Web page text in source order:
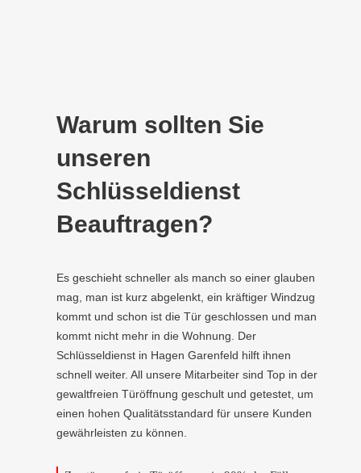
Warum sollten Sie
unseren
Schlüsseldienst
Beauftragen?
Es geschieht schneller als manch so einer glauben
mag, man ist kurz abgelenkt, ein kräftiger Windzug
kommt und schon ist die Tür geschlossen und man
kommt nicht mehr in die Wohnung. Der
Schlüsseldienst in Hagen Garenfeld hilft ihnen
schnell weiter. All unsere Mitarbeiter sind Top in der
gewaltfreien Türöffnung geschult und getestet, um
einen hohen Qualitätsstandard für unsere Kunden
gewährleisten zu können.